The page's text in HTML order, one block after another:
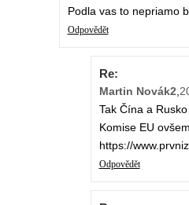
Podla vas to nepriamo
Odpovědět
Re:
Martin Novák2
Tak Čína a
Komise EU
https://
Odpovědět